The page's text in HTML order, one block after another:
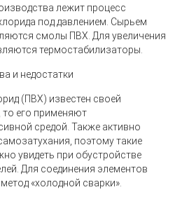
лежит процесс
под давлением. Сырьем
смолы ПВХ. Для увеличения
термостабилизаторы.
и недостатки
(ПВХ) известен своей
его применяют
средой. Также активно
поэтому такие
увидеть при обустройстве
Для соединения элементов
«холодной сварки».